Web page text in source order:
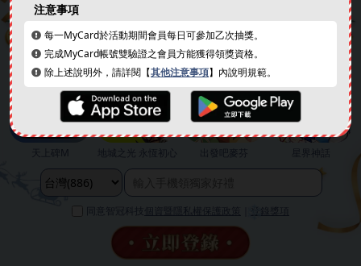
天上碑M 出發吧麥芬 星界神話
同意智冠科技 個資暨隱私權保護政策
注意事項
每一MyCard於活動期間會員每日可參加乙次抽獎。
完成MyCard帳號雙驗證之會員方能獲得領獎資格。
除上述說明外，請詳閱【其他注意事項】內說明規範。
❄